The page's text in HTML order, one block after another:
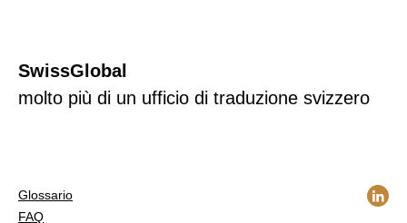
SwissGlobal
molto più di un ufficio di traduzione svizzero
Glossario
FAQ